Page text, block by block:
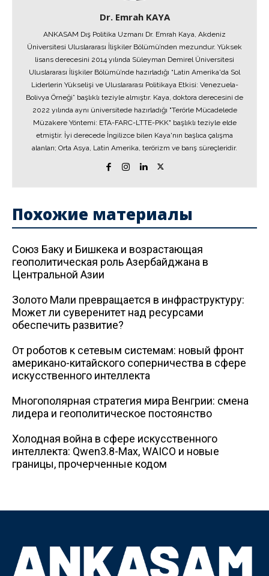
Dr. Emrah KAYA
ANKASAM Dış Politika Uzmanı Dr. Emrah Kaya, Akdeniz
Üniversitesi Uluslararası İlişkiler Bölümü’nden mezundur. Yüksek
lisans derecesini 2014 yılında Süleyman Demirel Üniversitesi
Uluslararası İlişkiler Bölümü’nde hazırladığı “Latin Amerika'da Sol
Liderlerin Yükselişi ve Uluslararası Politikaya Etkisi: Venezuela-
Bolivya Örneği” başlıklı teziyle almıştır. Kaya, doktora derecesini de
2022 yılında aynı üniversitede hazırladığı "Terörle Mücadelede
Müzakere Yöntemi: ETA-FARC-LTTE-PKK" başlıklı teziyle elde
etmiştir. İyi derecede İngilizce bilen Kaya'nın başlıca çalışma
alanları; Orta Asya, Latin Amerika, terörizm ve barış süreçleridir.
Похожие материалы
Союз Баку и Бишкека и возрастающая
геополитическая роль Азербайджана в
Центральной Азии
Золото Мали превращается в инфраструктуру:
Может ли суверенитет над ресурсами
обеспечить развитие?
От роботов к сетевым системам: новый фронт
американо-китайского соперничества в сфере
искусственного интеллекта
Многополярная стратегия мира Венгрии: смена
лидера и геополитическое постоянство
Холодная война в сфере искусственного
интеллекта: Qwen3.8-Max, WAICO и новые
границы, прочерченные кодом